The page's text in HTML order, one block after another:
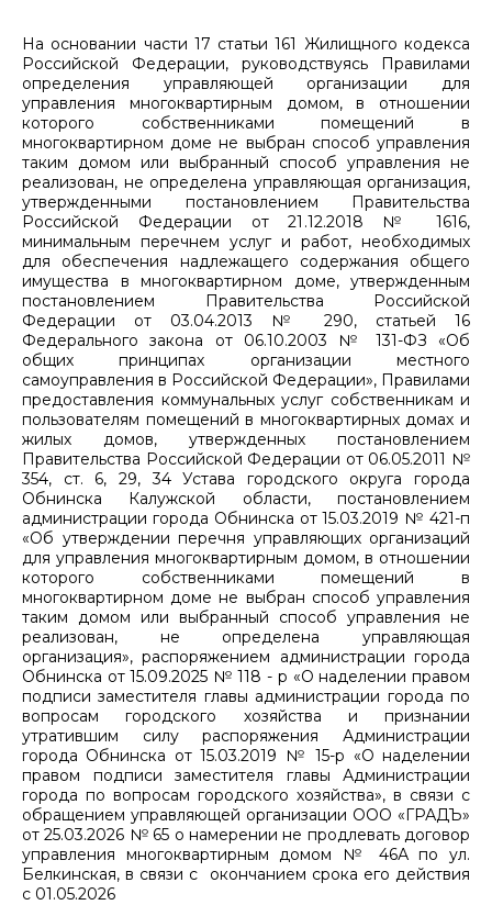
На основании части 17 статьи 161 Жилищного кодекса
Российской Федерации, руководствуясь Правилами
определения управляющей организации для
управления многоквартирным домом, в отношении
которого собственниками помещений в
многоквартирном доме не выбран способ управления
таким домом или выбранный способ управления не
реализован, не определена управляющая организация,
утвержденными постановлением Правительства
Российской Федерации от 21.12.2018 № 1616,
минимальным перечнем услуг и работ, необходимых
для обеспечения надлежащего содержания общего
имущества в многоквартирном доме, утвержденным
постановлением Правительства Российской
Федерации от 03.04.2013 № 290, статьей 16
Федерального закона от 06.10.2003 № 131-ФЗ «Об
общих принципах организации местного
самоуправления в Российской Федерации», Правилами
предоставления коммунальных услуг собственникам и
пользователям помещений в многоквартирных домах и
жилых домов, утвержденных постановлением
Правительства Российской Федерации от 06.05.2011 №
354, ст. 6, 29, 34 Устава городского округа города
Обнинска Калужской области, постановлением
администрации города Обнинска от 15.03.2019 № 421-п
«Об утверждении перечня управляющих организаций
для управления многоквартирным домом, в отношении
которого собственниками помещений в
многоквартирном доме не выбран способ управления
таким домом или выбранный способ управления не
реализован, не определена управляющая
организация», распоряжением администрации города
Обнинска от 15.09.2025 № 118 - р «О наделении правом
подписи заместителя главы администрации города по
вопросам городского хозяйства и признании
утратившим силу распоряжения Администрации
города Обнинска от 15.03.2019 № 15-р «О наделении
правом подписи заместителя главы Администрации
города по вопросам городского хозяйства», в связи с
обращением управляющей организации ООО «ГРАДЪ»
от 25.03.2026 № 65 о намерении не продлевать договор
управления многоквартирным домом № 46А по ул.
Белкинская, в связи с окончанием срока его действия
с 01.05.2026